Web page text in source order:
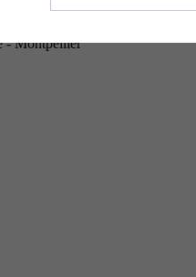
- Montpellier